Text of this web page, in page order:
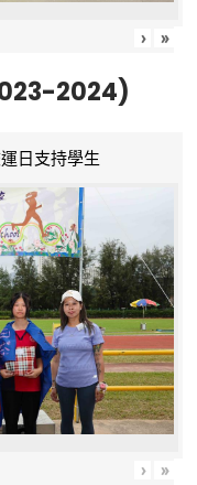
› »
2024)
日支持學生
› »